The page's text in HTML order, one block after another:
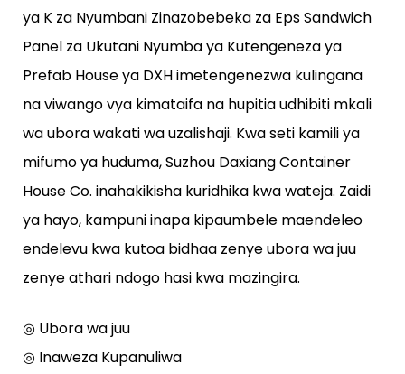
ya K za Nyumbani Zinazobebeka za Eps Sandwich
Panel za Ukutani Nyumba ya Kutengeneza ya
Prefab House ya DXH imetengenezwa kulingana
na viwango vya kimataifa na hupitia udhibiti mkali
wa ubora wakati wa uzalishaji. Kwa seti kamili ya
mifumo ya huduma, Suzhou Daxiang Container
House Co. inahakikisha kuridhika kwa wateja. Zaidi
ya hayo, kampuni inapa kipaumbele maendeleo
endelevu kwa kutoa bidhaa zenye ubora wa juu
zenye athari ndogo hasi kwa mazingira.
◎ Ubora wa juu
◎ Inaweza Kupanuliwa